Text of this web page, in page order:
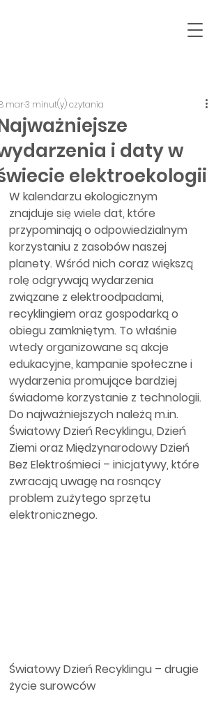
i daty w
elektroekologii
mar3 minut(y) czytania
W kalendarzu ekologicznym
znajduje się wiele dat, które
przypominają o odpowiedzialnym
korzystaniu z zasobów naszej
planety. Wśród nich coraz większą
rolę odgrywają wydarzenia
związane z elektroodpadami,
recyklingiem oraz gospodarką o
obiegu zamkniętym. To właśnie
wtedy organizowane są akcje
edukacyjne, kampanie społeczne i
wydarzenia promujące bardziej
świadome korzystanie z technologii.
Do najważniejszych należą m.in.
Światowy Dzień Recyklingu, Dzień
Ziemi oraz Międzynarodowy Dzień
Bez Elektrośmieci – inicjatywy, które
zwracają uwagę na rosnący
problem zużytego sprzętu
elektronicznego.
Światowy Dzień Recyklingu – drugie
życie surowców